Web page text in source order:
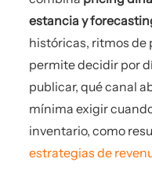
estancia y
históricas, ritmos de
permite decidir por
publicar, qué canal
mínima exigir
inventario, como
estrategias de